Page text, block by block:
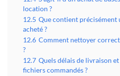
location ?
12.5 Que contient précisément
acheté ?
12.6 Comment nettoyer
?
12.7 Quels délais de livraison
fichiers commandés ?